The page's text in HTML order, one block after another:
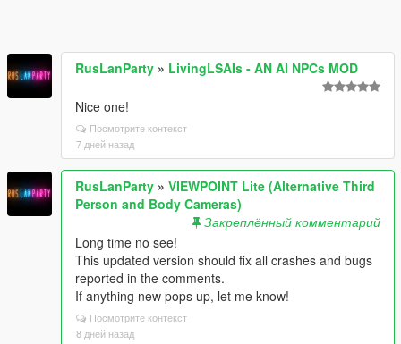
RusLanParty » LivingLSAIs - AN AI NPCs MOD
Nice one!
Посмотрите контекст
7 дней назад
RusLanParty » VIEWPOINT Lite (Alternative Third
Person and Body Cameras)
Закреплённый комментарий
Long time no see!
This updated version should fix all crashes and bugs
reported in the comments.
If anything new pops up, let me know!
Посмотрите контекст
8 дней назад